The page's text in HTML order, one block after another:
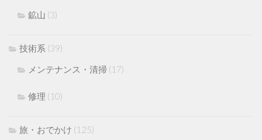
鉱山 (3)
技術系 (39)
メンテナンス・清掃 (17)
修理 (10)
旅・おでかけ (125)